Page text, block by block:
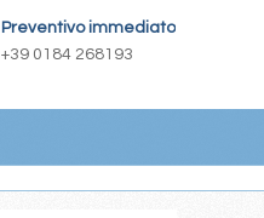
Preventivo immediato
+39 0184 268193